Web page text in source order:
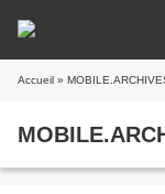
Accueil »